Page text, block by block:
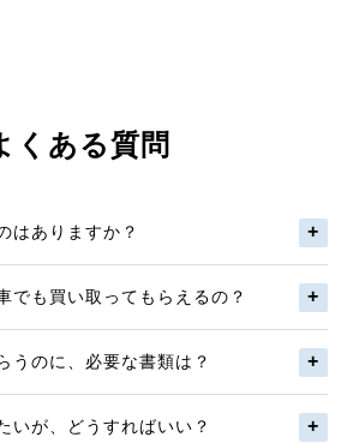
くある質問
はありますか？
でも買い取ってもらえるの？
うのに、必要な書類は？
いが、どうすればいい？